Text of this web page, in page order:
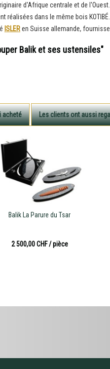
d'Afrique centrale et de l'Ouest.
réalisées dans le même bois KOTIBÉ.
ISLERen Suisse allemande,
Balik et ses ustensiles"
acheté Les clients ont aussi
Balik La Parure du Tsar
2 500,00 CHF/ pièce